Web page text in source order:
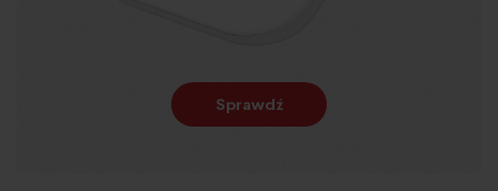
Sprawdź